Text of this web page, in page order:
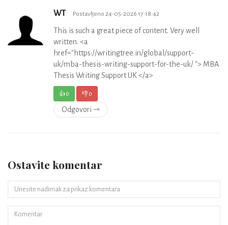
WT Postavljeno 24-05-2026 17:18:42
This is such a great piece of content. Very well
written. <a
href="https://writingtree.in/global/support-
uk/mba-thesis-writing-support-for-the-uk/ "> MBA
Thesis Writing Support UK </a>
👍0 👎0
Odgovori ⇾
Ostavite komentar